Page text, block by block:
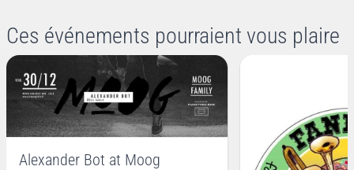
Ces événements pourraient vous plaire
Alexander Bot at Moog